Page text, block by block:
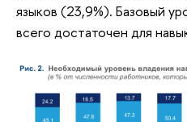
языков (23,9%). Базовый
всего достаточен для